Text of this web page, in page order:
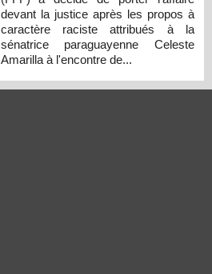
devant la justice après les propos à
caractère raciste attribués à la
sénatrice paraguayenne Celeste
Amarilla à l'encontre de...